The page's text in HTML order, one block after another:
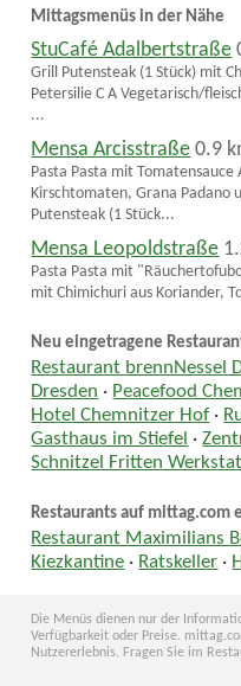
Mittagsmenüs in der Nähe
StuCafé Adalbertstraße
Grill Putensteak (1 Stück) mit
Petersilie C A Vegetarisch/
...
Mensa Arcisstraße 0.9
Pasta Pasta mit Tomatensauce
Kirschtomaten, Grana Padano
Putensteak (1 Stück...
Mensa Leopoldstraße
Pasta Pasta mit
mit Chimichuri aus Koriander,
Neu eingetragene
Restaurant brennNessel
Dresden · Peacefood
Hotel Chemnitzer Hof ·
Gasthaus im Stiefel ·
Schnitzel Fritten
Restaurants auf mittag.com
Restaurant Maximilians
Kiezkantine · Ratskeller ·
Die Menüs dienen nur der
Verfügbarkeit oder Preise.
Nutzererlebnis. Fragen Sie im